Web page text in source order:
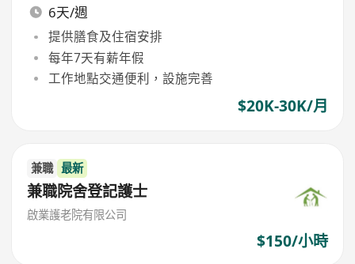
6天/週
提供膳食及住宿安排
每年7天有薪年假
工作地點交通便利，設施完善
$20K-30K/月
兼職 最新
兼職院舍登記護士
啟業護老院有限公司
$150/小時